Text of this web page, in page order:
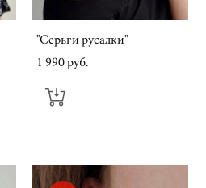
"Серьги русалки"
1 990 pуб.